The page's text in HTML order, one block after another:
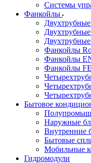
Системы
Фанкойлы
Фанкойлы
Фанкойлы
Фанкойлы
Бытовое
Наружные
Внутренние
Бытовые
Мобильные
Гидромодули